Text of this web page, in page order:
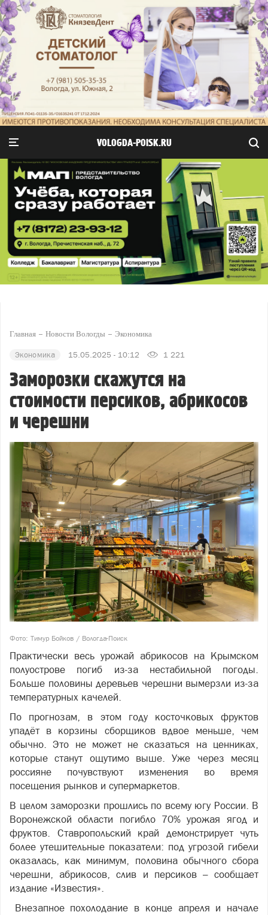
VOLOGDA-POISK.RU
Главная Новости Вологды Экономика
Экономика 15.05.2025 - 10:12 1 221
Заморозки скажутся на
стоимости персиков, абрикосов
и черешни
Фото: Тимур Бойков / Вологда-Поиск
Практически весь урожай абрикосов на Крымском
полуострове погиб из-за нестабильной погоды.
Больше половины деревьев черешни вымерзли из-за
температурных качелей.
По прогнозам, в этом году косточковых фруктов
упадёт в корзины сборщиков вдвое меньше, чем
обычно. Это не может не сказаться на ценниках,
которые станут ощутимо выше. Уже через месяц
россияне почувствуют изменения во время
посещения рынков и супермаркетов.
В целом заморозки прошлись по всему югу России. В
Воронежской области погибло 70% урожая ягод и
фруктов. Ставропольский край демонстрирует чуть
более утешительные показатели: под угрозой гибели
оказалась, как минимум, половина обычного сбора
черешни, абрикосов, слив и персиков – сообщает
издание «Известия».
Внезапное похолодание в конце апреля и начале